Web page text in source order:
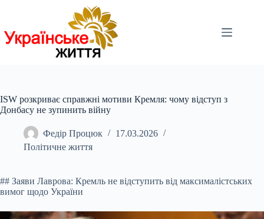
ISW розкриває справжні мотиви Кремля: чому відступ з
Донбасу не зупинить війну
Федір Процюк
17.03.2026
Політичне життя
## Заяви Лаврова: Кремль не відступить від максималістських
вимог щодо України